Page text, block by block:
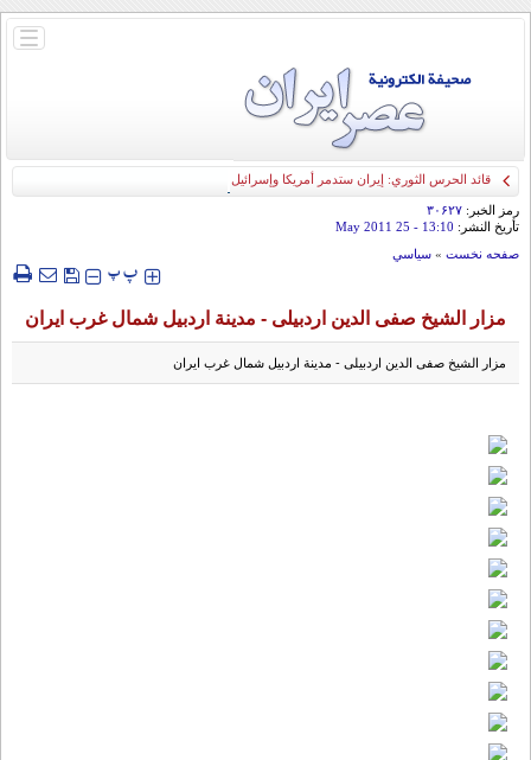
باز
قائد الحرس الثوري: إيران ستدمر أمريكا وإسرائيل والسعودية إذا تجاوزت خطوط طهران
الحمراء
رمز الخبر: ۳۰۶۲۷
تأريخ النشر: 13:10
- 25 May 2011
صفحه نخست » سياسي
‍‍‍ پپ
مزار الشیخ صفی الدین اردبیلی - مدینة اردبیل شمال غرب ایران
مزار الشیخ صفی الدین اردبیلی - مدینة اردبیل شمال غرب ایران